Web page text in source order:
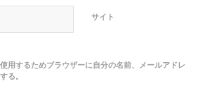
サイト
用するためブラウザーに自分の名前、メールアドレ
る。